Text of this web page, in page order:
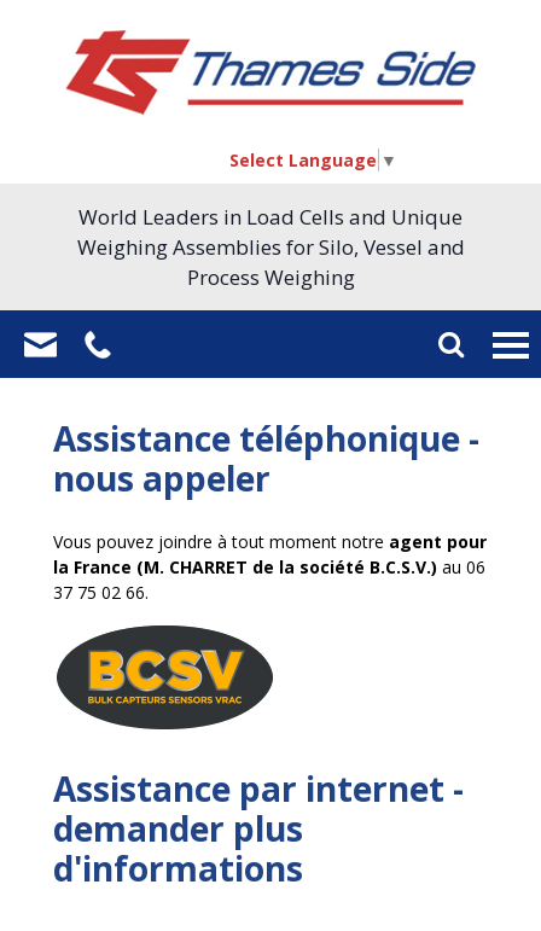
Select Language ▼
World Leaders in Load Cells and Unique
Weighing Assemblies for Silo, Vessel and
Process Weighing
Assistance téléphonique -
nous appeler
Vous pouvez joindre à tout moment notre agent pour
la France (M. CHARRET de la société B.C.S.V.) au 06
37 75 02 66.
Assistance par internet -
demander plus
d'informations